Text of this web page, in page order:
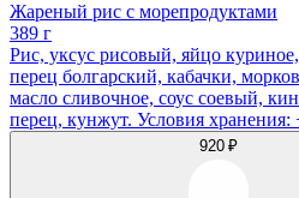
Жареный рис с морепродуктами
389 г
Рис, уксус рисовый, яйцо
перец болгарский, кабачки,
масло сливочное, соус соевый,
перец, кунжут. Условия хранения:
920 ₽